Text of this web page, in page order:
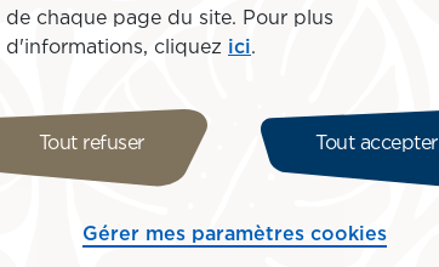
de chaque page du site. Pour plus
d'informations, cliquez ici.
Tout refuser Tout accepter
Gérer mes paramètres cookies